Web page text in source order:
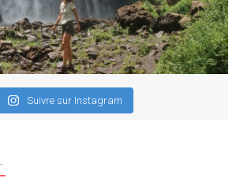
Suivre sur Instagram